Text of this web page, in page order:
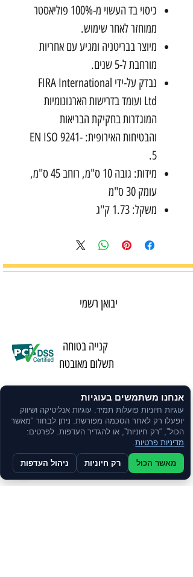
כיסוי בד העשוי מ-100% פוליאסטר
ממוחזר לאחר שימוש.
מיוצר בבריטניה ומגיע עם אחריות
מורחבת ל-5 שנים.
נבדק על-ידי FIRA International
Ltd ועומד בדרישות הארגונומיות
המוגדרות בחקיקת הבריאות
והבטיחות האירופית: EN ISO 9241-
5.
מידות: גובה 10 ס"מ, רוחב 45 ס"מ,
עומק 30 ס"מ
משקל: 1.73 ק"ג
יבואן רשמי
קנייה בטוחה
תשלום מאובטח
משלוח מהיר באמצעות שליחים
ע"י נציג
אנחנו משתמשים בעוגיות
עוגיות חיוניות פועלות תמיד. עוגיות אנליטיקה ושיווק
יופעלו רק לאחר הסכמה מפורשת. ניתן לבחור “מאשר
הכול”, “רק חיוניות”, או להגדיר העדפות. לפרטים:
מדיניות פרטיות.
מאשר הכול רק חיוניות ניהול העדפות